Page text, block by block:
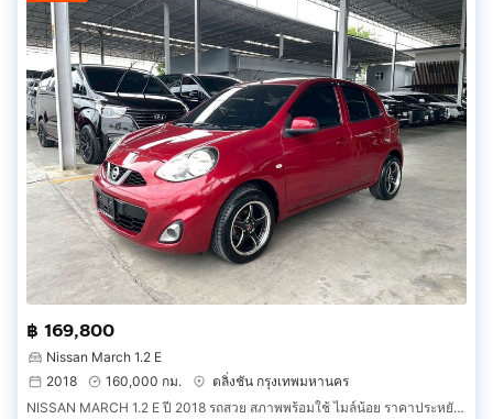
฿ 169,800
Nissan March 1.2 E
2018
160,000 กม.
ตลิ่งชัน กรุงเทพมหานคร
NISSAN MARCH 1.2 E ปี 2018 รถสวย สภาพพร้อมใช้ ไมล์น้อย ราคาประหยัด รับประกันตัวถังสวย